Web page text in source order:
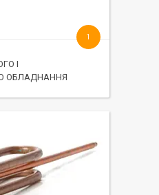
І
ОБЛАДНАННЯ
1